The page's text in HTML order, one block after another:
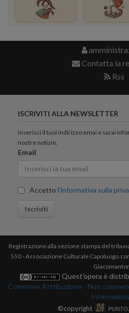
Contatta la
Rss
ISCRIVITI ALLA NEWSLETTER
inserisci il tuoi indirizzo emai e sarai
nostre notizie.
Email
Accetto l'informativa sulla
Iscriviti
Registrazione alla sezione stampa del
550 - Associazione Culturale
Quest'opera è
Commons Attribuzione - Non
©copyright PUNTO